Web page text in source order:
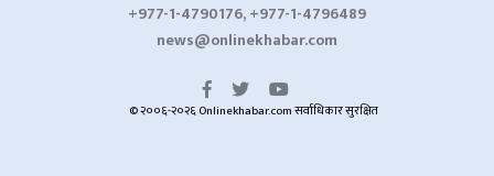
+977-1-4790176, +977-1-4796489
news@onlinekhabar.com
© २००६-२०२६ Onlinekhabar.com सर्वाधिकार सुरक्षित